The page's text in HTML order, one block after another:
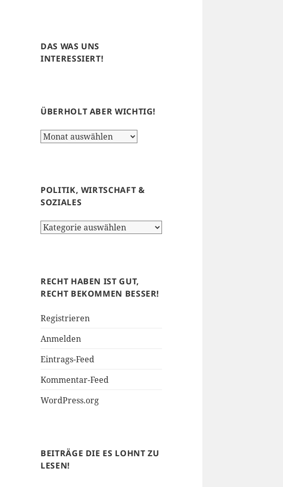
DAS WAS UNS
INTERESSIERT!
ÜBERHOLT ABER WICHTIG!
Überholt
POLITIK, WIRTSCHAFT &
SOZIALES
Politik,
RECHT HABEN IST GUT,
RECHT BEKOMMEN BESSER!
Registrieren
Anmelden
Eintrags-Feed
Kommentar-Feed
WordPress.org
BEITRÄGE DIE ES LOHNT ZU
LESEN!